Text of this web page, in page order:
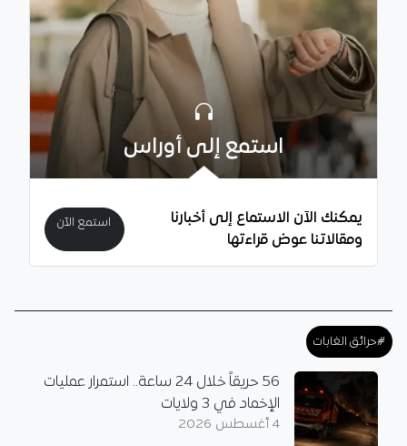
استمع إلى أوراس
يمكنك الآن الاستماع إلى أخبارنا
ومقالاتنا عوض قراءتها
استمع الآن
#حرائق الغابات
56 حريقاً خلال 24 ساعة.. استمرار عمليات
الإخماد في 3 ولايات
4 أغسطس 2026